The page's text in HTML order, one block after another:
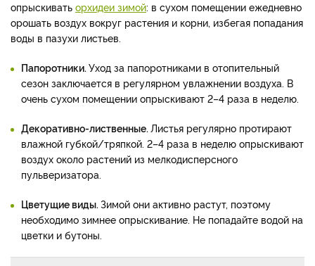
опрыскивать орхидеи зимой: в сухом помещении ежедневно
орошать воздух вокруг растения и корни, избегая попадания
воды в пазухи листьев.
Папоротники. Уход за папоротниками в отопительный
сезон заключается в регулярном увлажнении воздуха. В
очень сухом помещении опрыскивают 2–4 раза в неделю.
Декоративно-лиственные. Листья регулярно протирают
влажной губкой/тряпкой. 2–4 раза в неделю опрыскивают
воздух около растений из мелкодисперсного
пульверизатора.
Цветущие виды. Зимой они активно растут, поэтому
необходимо зимнее опрыскивание. Не попадайте водой на
цветки и бутоны.